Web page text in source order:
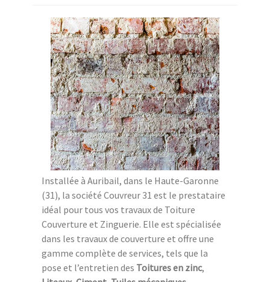
Installée à Auribail, dans le Haute-Garonne
(31), la société Couvreur 31 est le prestataire
idéal pour tous vos travaux de Toiture
Couverture et Zinguerie. Elle est spécialisée
dans les travaux de couverture et offre une
gamme complète de services, tels que la
pose et l’entretien des Toitures en zinc,